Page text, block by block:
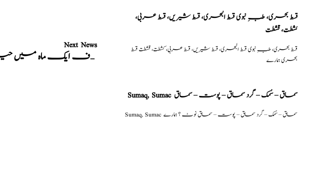
Next News
موٹاپا ختم، صرف ایک ماہ میں حیران کن وزن کم، بغیر کسی نقصان کے
قسط بحری، طبِ نبوی قسط البحری، قسط شیریں، قسط عربی،
كشطت، قشطت
بحری ہمارے
Sumaq, Sumac سماق – سُمک – گرد سماق – پوست – سماق
Sumaq, Sumac سماق – سُمک – گرد سماق – پوست – سماق نوٹ ؟ ہمارے